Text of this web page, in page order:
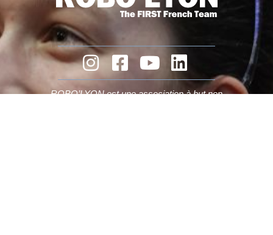
ROBO’LYONest une association à but non